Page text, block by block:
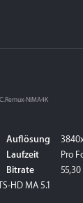
NIMA4K
HD MA 5.1
Auflösung
Laufzeit
Pro
Bitrate